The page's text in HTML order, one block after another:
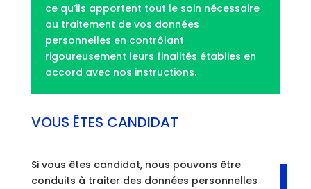
ce qu’ils apportent tout le soin nécessaire
au traitement de vos données
personnelles en contrôlant
rigoureusement leurs finalités établies en
accord avec nos instructions.
VOUS ÊTES CANDIDAT
Si vous êtes candidat, nous pouvons être
conduits à traiter des données personnelles